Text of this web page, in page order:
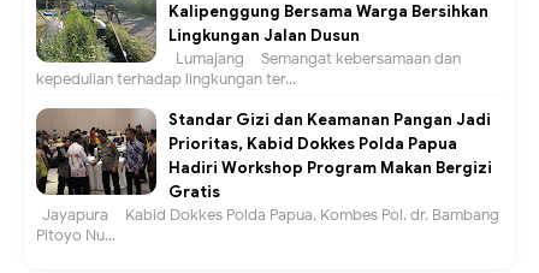
Kalipenggung Bersama Warga Bersihkan
Lingkungan Jalan Dusun
Lumajang – Semangat kebersamaan dan
kepedulian terhadap lingkungan ter...
Standar Gizi dan Keamanan Pangan Jadi
Prioritas, Kabid Dokkes Polda Papua
Hadiri Workshop Program Makan Bergizi
Gratis
Jayapura – Kabid Dokkes Polda Papua, Kombes Pol. dr. Bambang
Pitoyo Nu...